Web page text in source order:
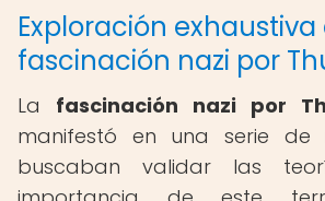
Exploración exhaustiva
fascinación nazi por
La fascinación nazi por
manifestó en una serie de
buscaban validar las